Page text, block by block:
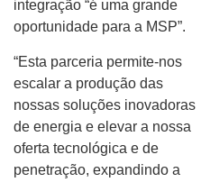
integração “é uma grande
oportunidade para a MSP”.
“Esta parceria permite-nos
escalar a produção das
nossas soluções inovadoras
de energia e elevar a nossa
oferta tecnológica e de
penetração, expandindo a